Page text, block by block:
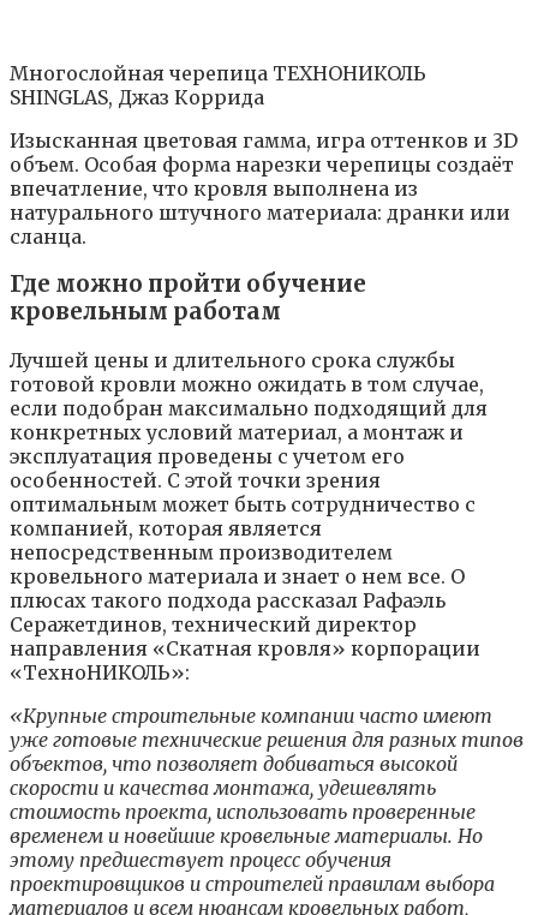
Многослойная черепица ТЕХНОНИКОЛЬ
SHINGLAS, Джаз Коррида
Изысканная цветовая гамма, игра оттенков и 3D
объем. Особая форма нарезки черепицы создаёт
впечатление, что кровля выполнена из
натурального штучного материала: дранки или
сланца.
Где можно пройти обучение
кровельным работам
Лучшей цены и длительного срока службы
готовой кровли можно ожидать в том случае,
если подобран максимально подходящий для
конкретных условий материал, а монтаж и
эксплуатация проведены с учетом его
особенностей. С этой точки зрения
оптимальным может быть сотрудничество с
компанией, которая является
непосредственным производителем
кровельного материала и знает о нем все. О
плюсах такого подхода рассказал Рафаэль
Серажетдинов, технический директор
направления «Скатная кровля» корпорации
«ТехноНИКОЛЬ»:
«Крупные строительные компании часто имеют
уже готовые технические решения для разных типов
объектов, что позволяет добиваться высокой
скорости и качества монтажа, удешевлять
стоимость проекта, использовать проверенные
временем и новейшие кровельные материалы. Но
этому предшествует процесс обучения
проектировщиков и строителей правилам выбора
материалов и всем нюансам кровельных работ,